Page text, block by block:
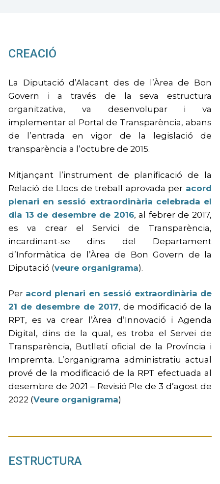
CREACIÓ
La Diputació d’Alacant des de l’Àrea de Bon
Govern i a través de la seva estructura
organitzativa, va desenvolupar i va
implementar el Portal de Transparència, abans
de l’entrada en vigor de la legislació de
transparència a l’octubre de 2015.
Mitjançant l’instrument de planificació de la
Relació de Llocs de treball aprovada per acord
plenari en sessió extraordinària celebrada el
dia 13 de desembre de 2016, al febrer de 2017,
es va crear el Servici de Transparència,
incardinant-se dins del Departament
d’Informàtica de l’Àrea de Bon Govern de la
Diputació (veure organigrama).
Per acord plenari en sessió extraordinària de
21 de desembre de 2017, de modificació de la
RPT, es va crear l’Àrea d’Innovació i Agenda
Digital, dins de la qual, es troba el Servei de
Transparència, Butlletí oficial de la Província i
Impremta. L’organigrama administratiu actual
prové de la modificació de la RPT efectuada al
desembre de 2021 – Revisió Ple de 3 d’agost de
2022 (Veure organigrama)
ESTRUCTURA